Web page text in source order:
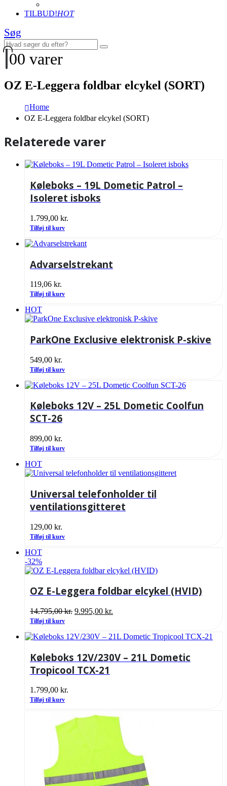
TILBUD!HOT
Søg
00 varer
OZ E-Leggera foldbar elcykel (SORT)
Home
OZ E-Leggera foldbar elcykel (SORT)
Relaterede varer
Køleboks – 19L Dometic Patrol –
Isoleret isboks
1.799,00 kr.
Tilføj til kurv
Advarselstrekant
119,06 kr.
Tilføj til kurv
HOT
ParkOne Exclusive elektronisk P-skive
549,00 kr.
Tilføj til kurv
Køleboks 12V – 25L Dometic Coolfun
SCT-26
899,00 kr.
Tilføj til kurv
HOT
Universal telefonholder til
ventilationsgitteret
129,00 kr.
Tilføj til kurv
HOT
-32%
OZ E-Leggera foldbar elcykel (HVID)
14.795,00kr. Den
var:
9.995,00 kr.
er:
Tilføj til kurv
Køleboks 12V/230V – 21L Dometic
Tropicool TCX-21
1.799,00 kr.
Tilføj til kurv